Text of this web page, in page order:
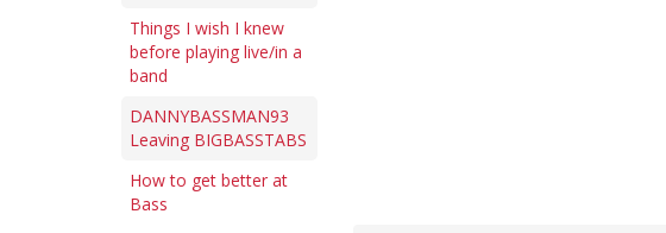
Things I wish I knew
before playing live/in a
band
DANNYBASSMAN93
Leaving BIGBASSTABS
How to get better at
Bass